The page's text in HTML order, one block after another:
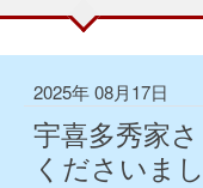
2025年 08月17日
宇喜多秀家
くださいま